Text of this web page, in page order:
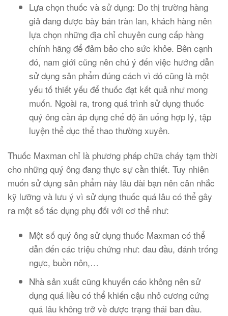
Lựa chọn thuốc và sử dụng: Do thị trường hàng
giả đang được bày bán tràn lan, khách hàng nên
lựa chọn những địa chỉ chuyên cung cấp hàng
chính hãng để đảm bảo cho sức khỏe. Bên cạnh
đó, nam giới cũng nên chú ý đến việc hướng dẫn
sử dụng sản phẩm đúng cách vì đó cũng là một
yếu tố thiết yếu để thuốc đạt kết quả như mong
muốn. Ngoài ra, trong quá trình sử dụng thuốc
quý ông cần áp dụng chế độ ăn uống hợp lý, tập
luyện thể dục thể thao thường xuyên.
Thuốc Maxman chỉ là phương pháp chữa cháy tạm thời
cho những quý ông đang thực sự cần thiết. Tuy nhiên
muốn sử dụng sản phẩm này lâu dài bạn nên cân nhắc
kỹ lưỡng và lưu ý vì sử dụng thuốc quá lâu có thể gây
ra một số tác dụng phụ đối với cơ thể như:
Một số quý ông sử dụng thuốc Maxman có thể
dẫn đến các triệu chứng như: đau đầu, đánh trống
ngực, buồn nôn,…
Nhà sản xuất cũng khuyến cáo không nên sử
dụng quá liều có thể khiến cậu nhỏ cương cứng
quá lâu không trở về được trạng thái ban đầu.